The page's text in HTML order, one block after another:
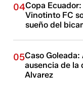
04Copa
Vinotinto FC
sueño del
05Caso
ausencia de la
Alvarez